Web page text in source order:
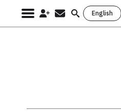
English
Search